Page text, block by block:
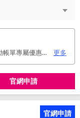
次年年費：3000元(有條件免年費), 電子或行動帳單專屬優惠： 申請信用卡電子或行動對帳單且取消實體帳單，於電子/行動帳單申請期間，正、附卡皆享免年費之優惠。 年度消費減免辦法： 第2年起，以收取年費當年前12個月累計消費滿NT$150,000或不限金額消費12次，即免收次年年費。 年費：正卡NT$3,000、附卡NT$1,500，附卡6張(含)以內免年費。
更多
官網申請
官網申請